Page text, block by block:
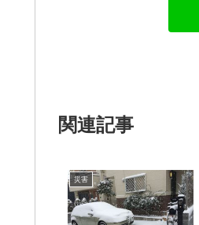
関連記事
災害